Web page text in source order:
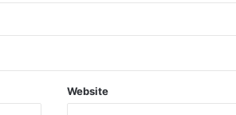
Website